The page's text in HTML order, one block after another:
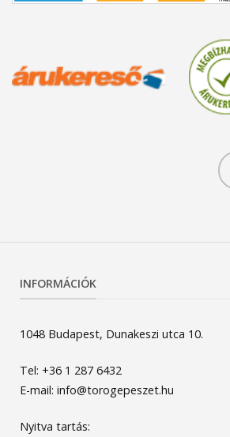
INFORMÁCIÓK
1048 Budapest, Dunakeszi utca 10.
Tel: +36 1 287 6432
E-mail: info@torogepeszet.hu
Nyitva tartás: